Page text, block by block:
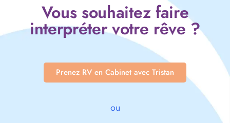
Vous souhaitez faire
interpréter votre rêve ?
Prenez RV en Cabinet avec Tristan
ou